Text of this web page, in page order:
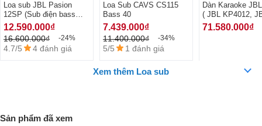
Loa sub JBL Pasion
12SP (Sub điện bass
30cm)
12.590.000₫
16.600.000₫ -24%
4.7/5 4 đánh giá
Loa Sub CAVS CS115
Bass 40
7.439.000₫
11.400.000₫ -34%
5/5 1 đánh giá
Dàn Karaoke
( JBL KP4012,
VM300, JBL
Crown XLi2500,
71.580.000₫
Xem thêm Loa sub
Sản phẩm đã xem